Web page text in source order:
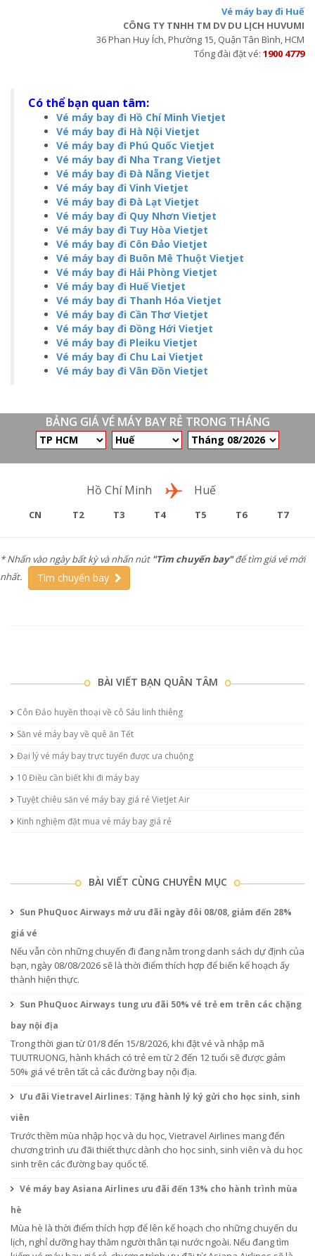
Vé máy bay đi Huế
CÔNG TY TNHH TM DV DU LỊCH HUVUMI
36 Phan Huy Ích, Phường 15, Quận Tân Bình, HCM
Tổng đài đặt vé: 1900 4779
Có thể bạn quan tâm:
Vé máy bay đi Hồ Chí Minh Vietjet
Vé máy bay đi Hà Nội Vietjet
Vé máy bay đi Phú Quốc Vietjet
Vé máy bay đi Nha Trang Vietjet
Vé máy bay đi Đà Nẵng Vietjet
Vé máy bay đi Vinh Vietjet
Vé máy bay đi Đà Lạt Vietjet
Vé máy bay đi Quy Nhơn Vietjet
Vé máy bay đi Tuy Hòa Vietjet
Vé máy bay đi Côn Đảo Vietjet
Vé máy bay đi Buôn Mê Thuột Vietjet
Vé máy bay đi Hải Phòng Vietjet
Vé máy bay đi Huế Vietjet
Vé máy bay đi Thanh Hóa Vietjet
Vé máy bay đi Cần Thơ Vietjet
Vé máy bay đi Đồng Hới Vietjet
Vé máy bay đi Pleiku Vietjet
Vé máy bay đi Chu Lai Vietjet
Vé máy bay đi Vân Đồn Vietjet
BẢNG GIÁ VÉ MÁY BAY RẺ TRONG THÁNG
Hồ Chí Minh Huế
CN T2 T3 T4 T5 T6 T7
* Nhấn vào ngày bất kỳ và nhấn nút "Tìm chuyến bay"để tìm giá vé mới
nhất.
Tìm chuyến bay
BÀI VIẾT BẠN QUÂN TÂM
Côn Đảo huyền thoại về cô Sáu linh thiêng
Săn vé máy bay về quê ăn Tết
Đại lý vé máy bay trực tuyến được ưa chuộng
10 Điều cần biết khi đi máy bay
Tuyệt chiêu săn vé máy bay giá rẻ VietJet Air
Kinh nghiệm đặt mua vé máy bay giá rẻ
BÀI VIẾT CÙNG CHUYÊN MỤC
Sun PhuQuoc Airways mở ưu đãi ngày đôi 08/08, giảm đến 28%
giá vé
Nếu vẫn còn những chuyến đi đang nằm trong danh sách dự định của
bạn, ngày 08/08/2026 sẽ là thời điểm thích hợp để biến kế hoạch ấy
thành hiện thực.
Sun PhuQuoc Airways tung ưu đãi 50% vé trẻ em trên các chặng
bay nội địa
Trong thời gian từ 01/8 đến 15/8/2026, khi đặt vé và nhập mã
TUUTRUONG, hành khách có trẻ em từ 2 đến 12 tuổi sẽ được giảm
50% giá vé trên tất cả các đường bay nội địa.
Ưu đãi Vietravel Airlines: Tặng hành lý ký gửi cho học sinh, sinh
viên
Trước thềm mùa nhập học và du học, Vietravel Airlines mang đến
chương trình ưu đãi thiết thực dành cho học sinh, sinh viên và du học
sinh trên các đường bay quốc tế.
Vé máy bay Asiana Airlines ưu đãi đến 13% cho hành trình mùa
hè
Mùa hè là thời điểm thích hợp để lên kế hoạch cho những chuyến du
lịch, nghỉ dưỡng hay thăm người thân tại nước ngoài. Nếu đang tìm